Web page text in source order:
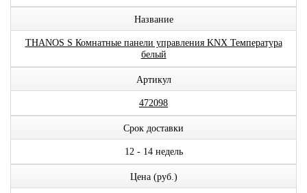
Название
THANOS S Комнатные панели управления KNX Температура
белый
Артикул
472098
Срок доставки
12 - 14 недель
Цена (руб.)